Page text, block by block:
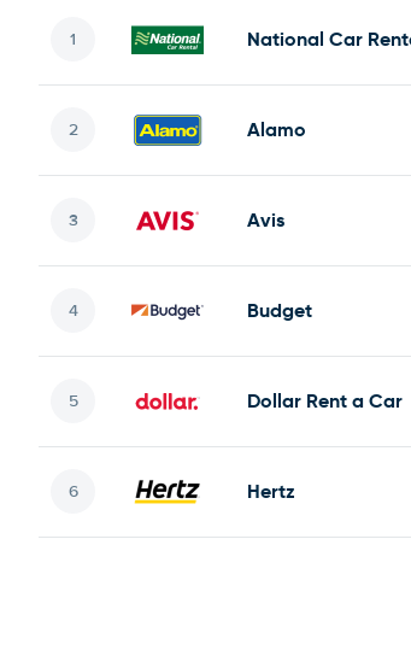
National Car
Alamo
Avis
Budget
Dollar Rent a Car
Hertz